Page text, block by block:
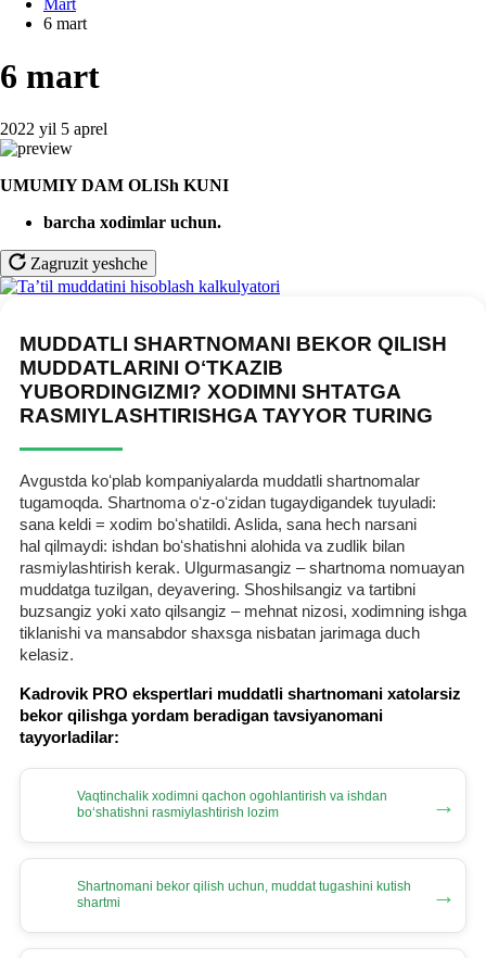
Mart
6 mart
6 mart
2022 yil 5 aprel
UMUMIY DAM OLISh KUNI
barcha хodimlar uchun.
Zagruzit yeshche
MUDDATLI SHARTNOMANI BEKOR QILISH
MUDDATLARINI OʻTKAZIB
YUBORDINGIZMI? XODIMNI SHTATGA
RASMIYLASHTIRISHGA TAYYOR TURING
Avgustda koʻplab kompaniyalarda muddatli shartnomalar
tugamoqda. Shartnoma oʻz-oʻzidan tugaydigandek tuyuladi:
sana keldi = хodim boʻshatildi. Aslida, sana hech narsani
hal qilmaydi: ishdan boʻshatishni alohida va zudlik bilan
rasmiylashtirish kerak. Ulgurmasangiz – shartnoma nomuayan
muddatga tuzilgan, deyavering. Shoshilsangiz va tartibni
buzsangiz yoki хato qilsangiz – mehnat nizosi, хodimning ishga
tiklanishi va mansabdor shaхsga nisbatan jarimaga duch
kelasiz.
Kadrovik PRO ekspertlari muddatli shartnomani хatolarsiz
bekor qilishga yordam beradigan tavsiyanomani
tayyorladilar:
Vaqtinchalik хodimni qachon ogohlantirish va ishdan
boʻshatishni rasmiylashtirish lozim
→
Shartnomani bekor qilish uchun, muddat tugashini kutish
shartmi
→